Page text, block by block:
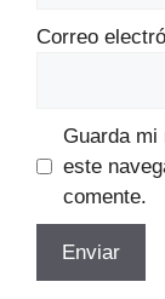
Correo
Guarda mi
este
comente.